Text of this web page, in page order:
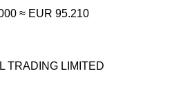
≈ EUR 95.210
TRADING LIMITED